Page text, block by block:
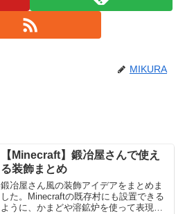
MIKURA
【Minecraft】鍛冶屋さんで使え
る装飾まとめ
鍛冶屋さん風の装飾アイデアをまとめま
した。Minecraftの既存村にも設置できる
ように、かまどや溶鉱炉を使って表現し